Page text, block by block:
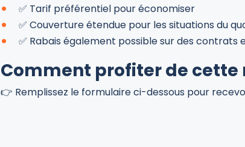
✅ Tarif préférentiel pour économiser
✅ Couverture étendue pour les situations du
✅ Rabais également possible sur des contrats
Comment profiter de cette
👉 Remplissez le formulaire ci-dessous pour